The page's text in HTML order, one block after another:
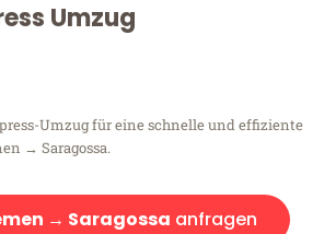
Umzug
Umzug für eine schnelle und effiziente
→ Saragossa.
→ Saragossa anfragen